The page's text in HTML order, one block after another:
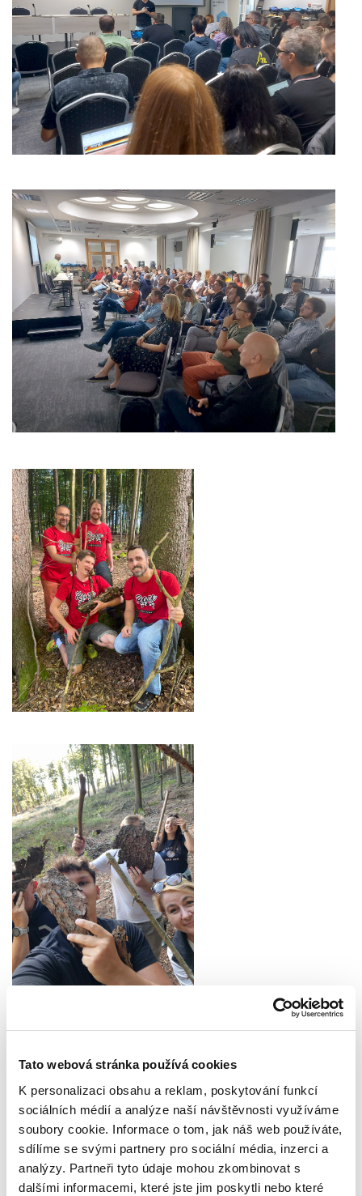
Tato webová stránka používá cookies
K personalizaci obsahu a reklam, poskytování funkcí
sociálních médií a analýze naší návštěvnosti využíváme
soubory cookie. Informace o tom, jak náš web používáte,
sdílíme se svými partnery pro sociální média, inzerci a
analýzy. Partneři tyto údaje mohou zkombinovat s
dalšími informacemi, které jste jim poskytli nebo které